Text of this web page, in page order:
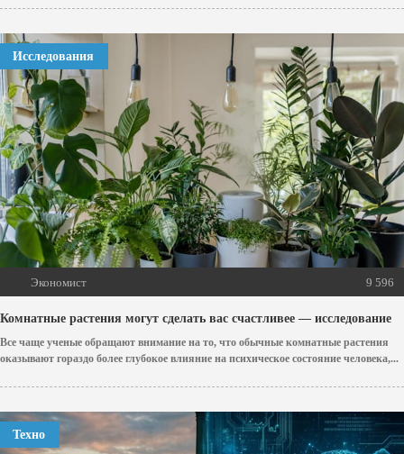
Исследования
Экономист 9 596
Комнатные растения могут сделать вас счастливее — исследование
Все чаще ученые обращают внимание на то, что обычные комнатные растения
оказывают гораздо более глубокое влияние на психическое состояние человека,...
Техно